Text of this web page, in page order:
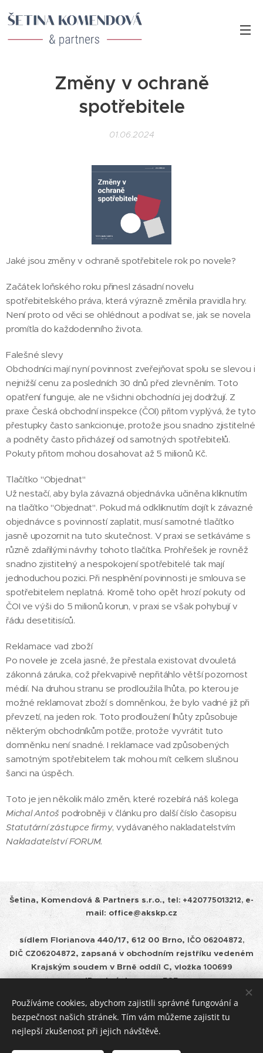
Změny v ochraně
spotřebitele
01.06.2024
Jaké jsou změny v ochraně spotřebitele rok po novele?
Začátek loňského roku přinesl zásadní novelu
spotřebitelského práva, která výrazně změnila pravidla hry.
Není proto od věci se ohlédnout a podívat se, jak se novela
promítla do každodenního života.
Falešné slevy 💸
Obchodníci mají nyní povinnost zveřejňovat spolu se slevou i
nejnižší cenu za posledních 30 dnů před zlevněním. Toto
opatření funguje, ale ne všichni obchodníci jej dodržují. Z
praxe Česká obchodní inspekce (ČOI) přitom vyplývá, že tyto
přestupky často sankcionuje, protože jsou snadno zjistitelné
a podněty často přicházejí od samotných spotřebitelů.
Pokuty přitom mohou dosahovat až 5 milionů Kč.
Tlačítko "Objednat" 🛒
Už nestačí, aby byla závazná objednávka učiněna kliknutím
na tlačítko "Objednat". Pokud má odkliknutím dojít k závazné
objednávce s povinností zaplatit, musí samotné tlačítko
jasně upozornit na tuto skutečnost. V praxi se setkáváme s
různě zdařilými návrhy tohoto tlačítka. Prohřešek je rovněž
snadno zjistitelný a nespokojení spotřebitelé tak mají
jednoduchou pozici. Při nesplnění povinnosti je smlouva se
spotřebitelem neplatná. Kromě toho opět hrozí pokuty od
ČOI ve výši do 5 milionů korun, v praxi se však pohybují v
řádu desetitisíců.
Reklamace vad zboží 🛠️
Po novele je zcela jasné, že přestala existovat dvouletá
zákonná záruka, což překvapivě nepřitáhlo větší pozornost
médií. Na druhou stranu se prodloužila lhůta, po kterou je
možné reklamovat zboží s domněnkou, že bylo vadné již při
převzetí, na jeden rok. Toto prodloužení lhůty způsobuje
některým obchodníkům potíže, protože vyvrátit tuto
domněnku není snadné. I reklamace vad způsobených
samotným spotřebitelem tak mohou mít celkem slušnou
šanci na úspěch.
Toto je jen několik málo změn, které rozebírá náš kolega
Michal Antoš podrobněji v článku pro další číslo časopisu
Statutární zástupce firmy, vydávaného nakladatelstvím
Nakladatelství FORUM.
Šetina, Komendová & Partners s.r.o., tel: +420775013212, e-
mail: office@akskp.cz
sídlem Florianova 440/17, 612 00 Brno, IČO 06204872,
DIČ CZ06204872, zapsaná v obchodním rejstříku vedeném
Krajským soudem v Brně oddíl C, vložka 100699
ID schránky: cepm585
Zásady ochrany osobních údajů a pravidla cookies
Používáme cookies, abychom zajistili správné fungování a
bezpečnost našich stránek. Tím vám můžeme zajistit tu
nejlepší zkušenost při jejich návštěvě.